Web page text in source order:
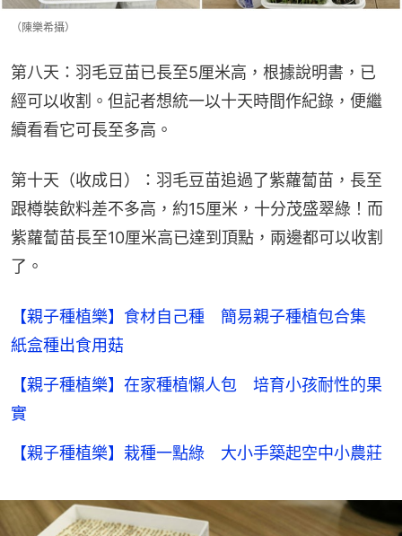
（陳樂希攝）
第八天：羽毛豆苗已長至5厘米高，根據說明書，已
經可以收割。但記者想統一以十天時間作紀錄，便繼
續看看它可長至多高。
第十天（收成日）：羽毛豆苗追過了紫蘿蔔苗，長至
跟樽裝飲料差不多高，約15厘米，十分茂盛翠綠！而
紫蘿蔔苗長至10厘米高已達到頂點，兩邊都可以收割
了。
【親子種植樂】食材自己種 簡易親子種植包合集
紙盒種出食用菇
【親子種植樂】在家種植懶人包 培育小孩耐性的果
實
【親子種植樂】栽種一點綠 大小手築起空中小農莊